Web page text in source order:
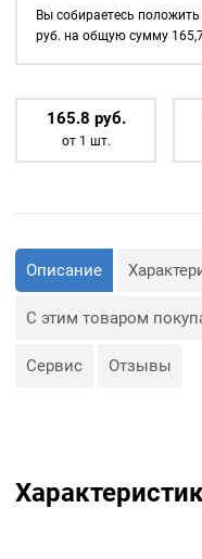
Карандаш подходит
различных видов
1шт
Вы собираетесь положить
руб. на общую сумму
165.8 руб.
от 1 шт.
Описание
С этим товаром
Сервис Отзывы